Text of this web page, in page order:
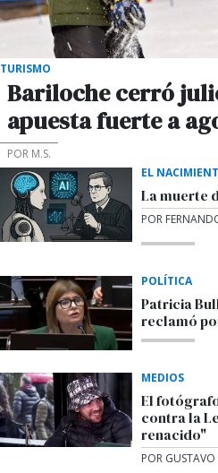
TURISMO
Bariloche cerró
apuesta fuerte a
POR M.S.
EL
La muerte
POR
POLÍTICA
Patricia
reclamó
MEDIOS
El
contra la
renacido"
POR GUSTAVO